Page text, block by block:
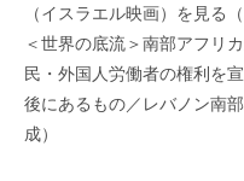
（イスラエル映画）を見る
＜世界の底流＞南部アフリ
民・外国人労働者の権利を
後にあるもの／レバノン南
成）